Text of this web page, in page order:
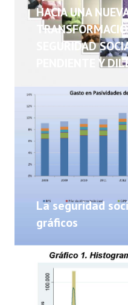
NOTICIAS
HACIA UNA
SEGURIDAD
PENDIENTE Y
La seguridad
gráficos